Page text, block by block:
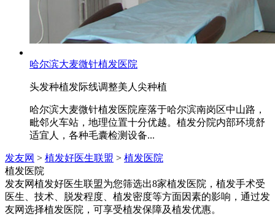
哈尔滨大麦微针植发医院
头发种植发际线调整美人尖种植
哈尔滨大麦微针植发医院座落于哈尔滨南岗区中山路，
毗邻火车站，地理位置十分优越。植发分院内部环境舒
适宜人，各种毛囊检测设备...
发友网 > 植发好医生联盟 > 植发医院
植发医院
发友网植发好医生联盟为您筛选出8家植发医院，植发手术受
医生、技术、脱发程度、植发密度等方面因素的影响，通过发
友网选择植发医院，可享受植发保障及植发优惠。